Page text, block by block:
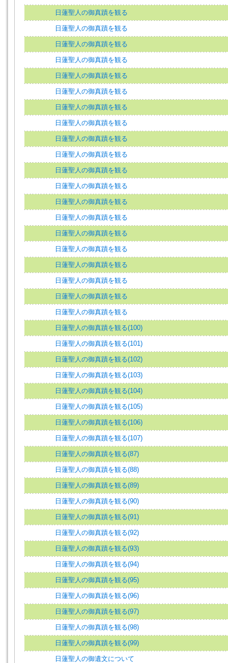
日蓮聖人の御真蹟を観る
日蓮聖人の御真蹟を観る
日蓮聖人の御真蹟を観る
日蓮聖人の御真蹟を観る
日蓮聖人の御真蹟を観る
日蓮聖人の御真蹟を観る
日蓮聖人の御真蹟を観る
日蓮聖人の御真蹟を観る
日蓮聖人の御真蹟を観る
日蓮聖人の御真蹟を観る
日蓮聖人の御真蹟を観る
日蓮聖人の御真蹟を観る
日蓮聖人の御真蹟を観る
日蓮聖人の御真蹟を観る
日蓮聖人の御真蹟を観る
日蓮聖人の御真蹟を観る
日蓮聖人の御真蹟を観る
日蓮聖人の御真蹟を観る
日蓮聖人の御真蹟を観る
日蓮聖人の御真蹟を観る
日蓮聖人の御真蹟を観る(100)
日蓮聖人の御真蹟を観る(101)
日蓮聖人の御真蹟を観る(102)
日蓮聖人の御真蹟を観る(103)
日蓮聖人の御真蹟を観る(104)
日蓮聖人の御真蹟を観る(105)
日蓮聖人の御真蹟を観る(106)
日蓮聖人の御真蹟を観る(107)
日蓮聖人の御真蹟を観る(87)
日蓮聖人の御真蹟を観る(88)
日蓮聖人の御真蹟を観る(89)
日蓮聖人の御真蹟を観る(90)
日蓮聖人の御真蹟を観る(91)
日蓮聖人の御真蹟を観る(92)
日蓮聖人の御真蹟を観る(93)
日蓮聖人の御真蹟を観る(94)
日蓮聖人の御真蹟を観る(95)
日蓮聖人の御真蹟を観る(96)
日蓮聖人の御真蹟を観る(97)
日蓮聖人の御真蹟を観る(98)
日蓮聖人の御真蹟を観る(99)
日蓮聖人の御遺文について